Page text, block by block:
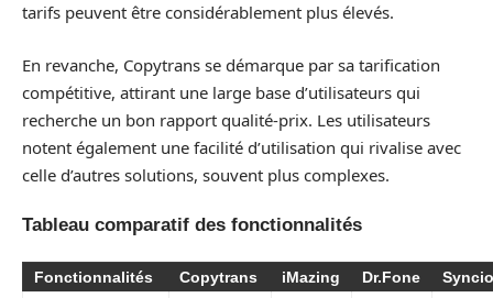
tarifs peuvent être considérablement plus élevés.
En revanche, Copytrans se démarque par sa tarification
compétitive, attirant une large base d’utilisateurs qui
recherche un bon rapport qualité-prix. Les utilisateurs
notent également une facilité d’utilisation qui rivalise avec
celle d’autres solutions, souvent plus complexes.
Tableau comparatif des fonctionnalités
Fonctionnalités Copytrans iMazing Dr.Fone